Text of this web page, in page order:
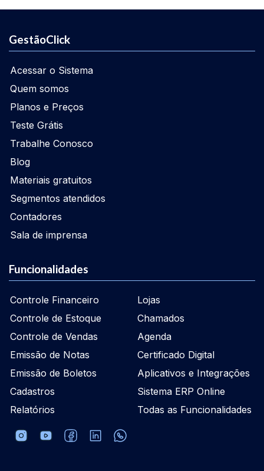
GestãoClick
Acessar o Sistema
Quem somos
Planos e Preços
Teste Grátis
Trabalhe Conosco
Blog
Materiais gratuitos
Segmentos atendidos
Contadores
Sala de imprensa
Funcionalidades
Controle Financeiro
Controle de Estoque
Controle de Vendas
Emissão de Notas
Emissão de Boletos
Cadastros
Relatórios
Lojas
Chamados
Agenda
Certificado Digital
Aplicativos e Integrações
Sistema ERP Online
Todas as Funcionalidades